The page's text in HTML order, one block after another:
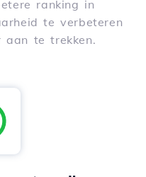
ranking in
te verbeteren
aan te trekken.